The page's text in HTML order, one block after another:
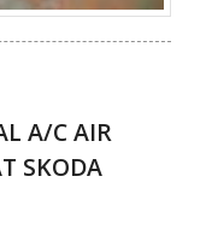
A/C AIR
SKODA